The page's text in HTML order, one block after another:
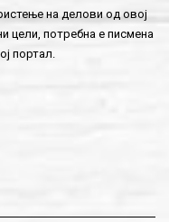
на делови од овој
цели, потребна е писмена
портал.